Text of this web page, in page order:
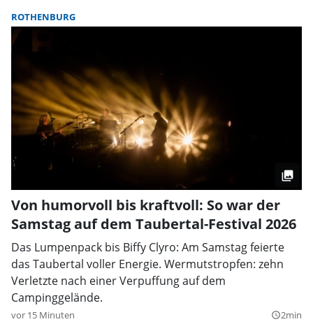
ROTHENBURG
Von humorvoll bis kraftvoll: So war der
Samstag auf dem Taubertal-Festival 2026
Das Lumpenpack bis Biffy Clyro: Am Samstag feierte
das Taubertal voller Energie. Wermutstropfen: zehn
Verletzte nach einer Verpuffung auf dem
Campinggelände.
vor 15 Minuten query_builder2min